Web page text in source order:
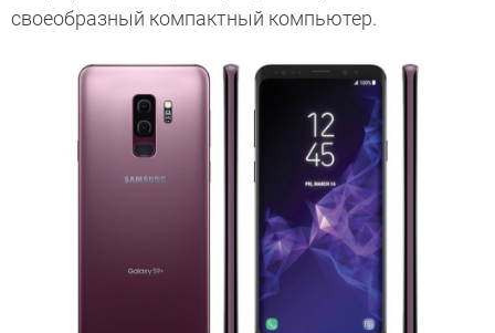
своеобразный компактный компьютер.